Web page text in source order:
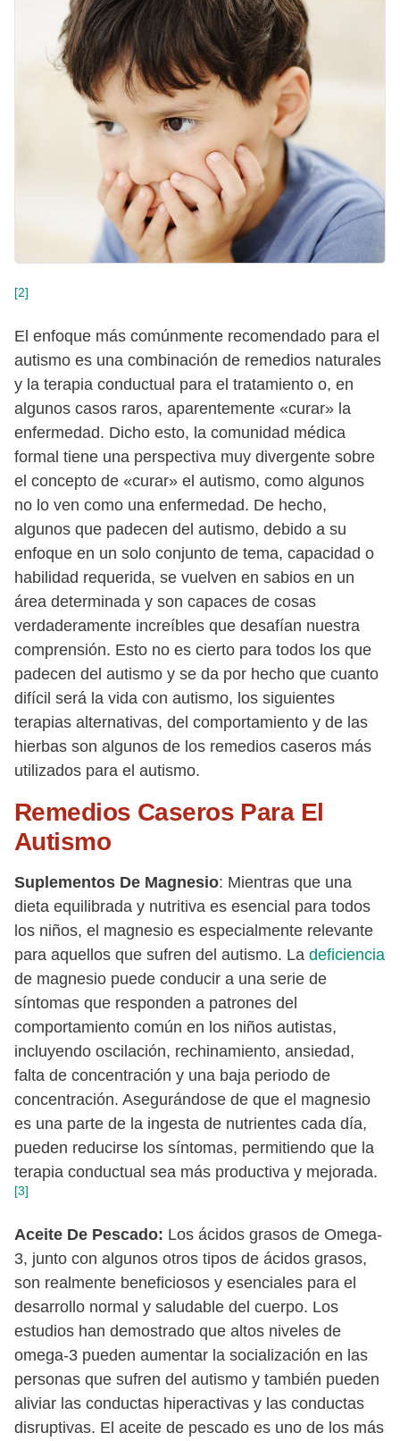
[2]
El enfoque más comúnmente recomendado para el
autismo es una combinación de remedios naturales
y la terapia conductual para el tratamiento o, en
algunos casos raros, aparentemente «curar» la
enfermedad. Dicho esto, la comunidad médica
formal tiene una perspectiva muy divergente sobre
el concepto de «curar» el autismo, como algunos
no lo ven como una enfermedad. De hecho,
algunos que padecen del autismo, debido a su
enfoque en un solo conjunto de tema, capacidad o
habilidad requerida, se vuelven en sabios en un
área determinada y son capaces de cosas
verdaderamente increíbles que desafían nuestra
comprensión. Esto no es cierto para todos los que
padecen del autismo y se da por hecho que cuanto
difícil será la vida con autismo, los siguientes
terapias alternativas, del comportamiento y de las
hierbas son algunos de los remedios caseros más
utilizados para el autismo.
Remedios Caseros Para El
Autismo
Suplementos De Magnesio: Mientras que una
dieta equilibrada y nutritiva es esencial para todos
los niños, el magnesio es especialmente relevante
para aquellos que sufren del autismo. La deficiencia
de magnesio puede conducir a una serie de
síntomas que responden a patrones del
comportamiento común en los niños autistas,
incluyendo oscilación, rechinamiento, ansiedad,
falta de concentración y una baja periodo de
concentración. Asegurándose de que el magnesio
es una parte de la ingesta de nutrientes cada día,
pueden reducirse los síntomas, permitiendo que la
terapia conductual sea más productiva y mejorada.
[3]
Aceite De Pescado: Los ácidos grasos de Omega-
3, junto con algunos otros tipos de ácidos grasos,
son realmente beneficiosos y esenciales para el
desarrollo normal y saludable del cuerpo. Los
estudios han demostrado que altos niveles de
omega-3 pueden aumentar la socialización en las
personas que sufren del autismo y también pueden
aliviar las conductas hiperactivas y las conductas
disruptivas. El aceite de pescado es uno de los más